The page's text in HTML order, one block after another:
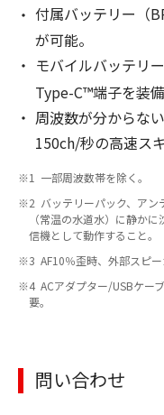
付属バッテリー（
が可能。
モバイルバッテリ
Type-C™端子を装備
周波数が分からな
150ch/秒の高速ス
1 ⼀部周波数帯を除く。
2 バッテリーパック、アン
（常温の水道水）に静か
信機として動作すること。
3 AF10％歪時、外部スピ
4 ACアダプター/USBケー
要。
問い合わせ